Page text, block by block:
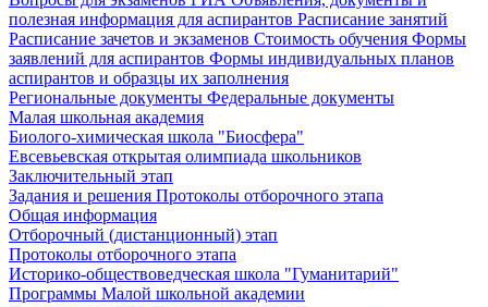
полезная информация для аспирантов Расписание занятий
Расписание зачетов и экзаменов Стоимость обучения Формы
заявлений для аспирантов Формы индивидуальных планов
аспирантов и образцы их заполнения
Региональные документы Федеральные документы
Малая школьная академия
Биолого-химическая школа "Биосфера"
Евсевьевская открытая олимпиада школьников
Заключительный этап
Задания и решения Протоколы отборочного этапа
Общая информация
Отборочный (дистанционный) этап
Протоколы отборочного этапа
Историко-обществоведческая школа "Гуманитарий"
Программы Малой школьной академии